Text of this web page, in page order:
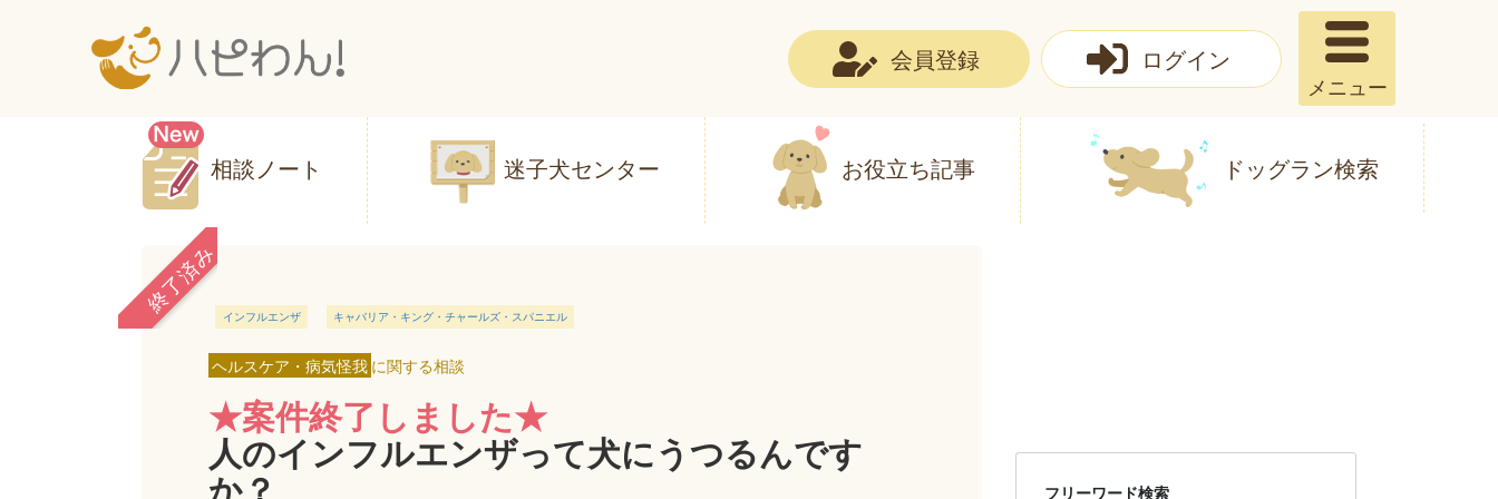
会員登録 ログイン
メニュー
相談ノート 迷子犬センター お役立ち記事 ドッグラン検索
終了済み インフルエンザ キャバリア・キング・チャールズ・スパニエル
ヘルスケア・病気怪我 に関する相談
★案件終了しました★
人のインフルエンザって犬にうつるんです
か？ フリーワード検索